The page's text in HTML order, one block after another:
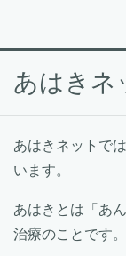
あはきネ
あはきネットで
います。
あはきとは「あ
治療のことです。